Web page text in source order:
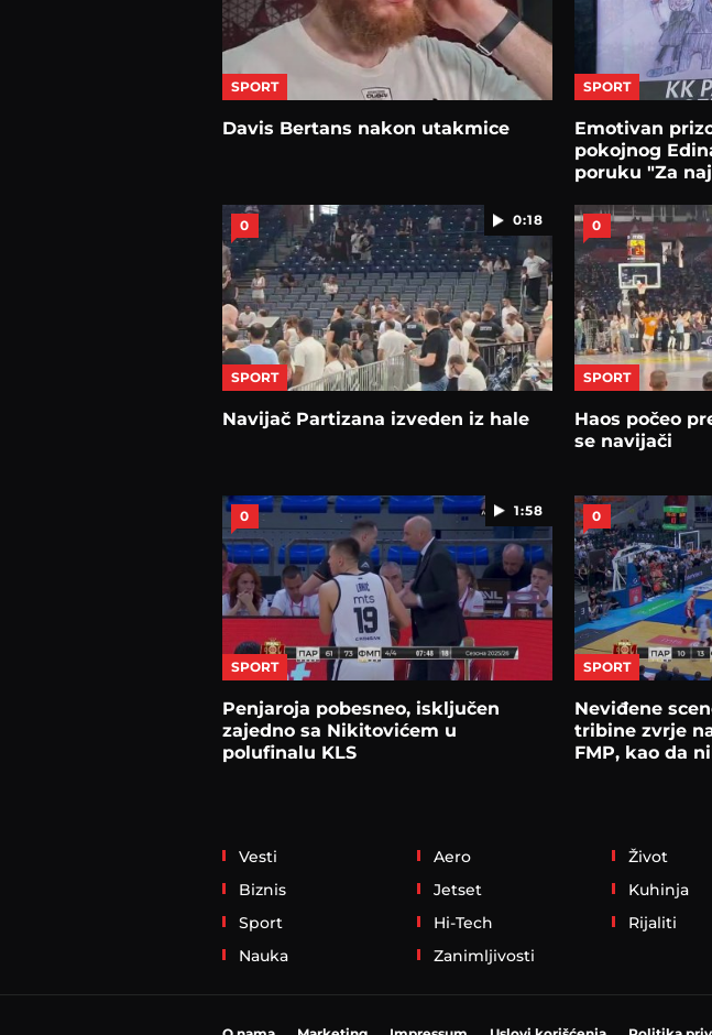
SPORT
Davis Bertans nakon utakmice
SPORT
Emotivan
pokojnog
poruku "Za
0:18
0
SPORT
Navijač Partizana izveden iz hale
0
SPORT
Haos počeo
se navijači
1:58
0
SPORT
Penjaroja pobesneo, isključen
zajedno sa Nikitovićem u
polufinalu KLS
0
SPORT
Neviđene
tribine zvrje
FMP, kao da
Vesti
Biznis
Sport
Nauka
Aero
Jetset
Hi-Tech
Zanimljivosti
Život
Kuhinja
Rijaliti